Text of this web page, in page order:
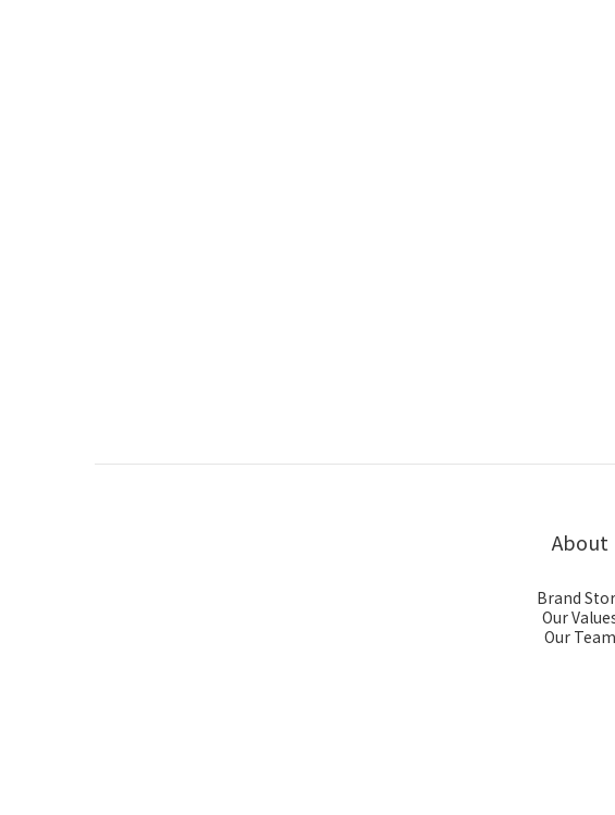
About
Brand
Our
Our Team